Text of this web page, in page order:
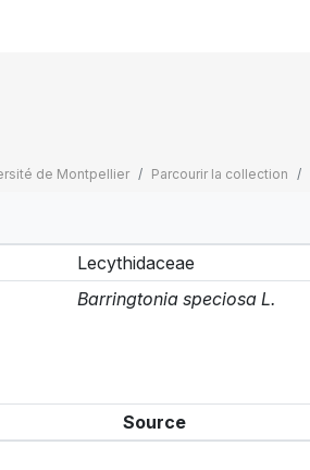
de Montpellier Parcourir la collection
Lecythidaceae
Barringtonia speciosa L.
Source